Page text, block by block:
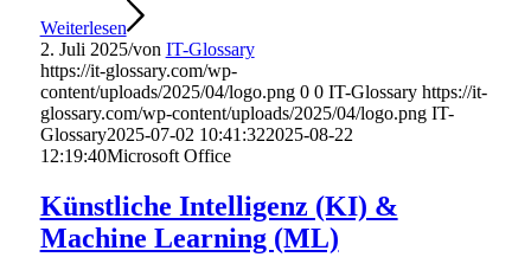
Weiterlesen
2. Juli 2025/von IT-Glossary
https://it-glossary.com/wp-
content/uploads/2025/04/logo.png 0 0 IT-Glossary https://it-
glossary.com/wp-content/uploads/2025/04/logo.png IT-
Glossary2025-07-02 10:41:322025-08-22
12:19:40Microsoft Office
Künstliche Intelligenz (KI) &
Machine Learning (ML)